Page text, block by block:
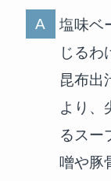
塩味ベ
じるわ
昆布出
より、
るスー
噌や豚